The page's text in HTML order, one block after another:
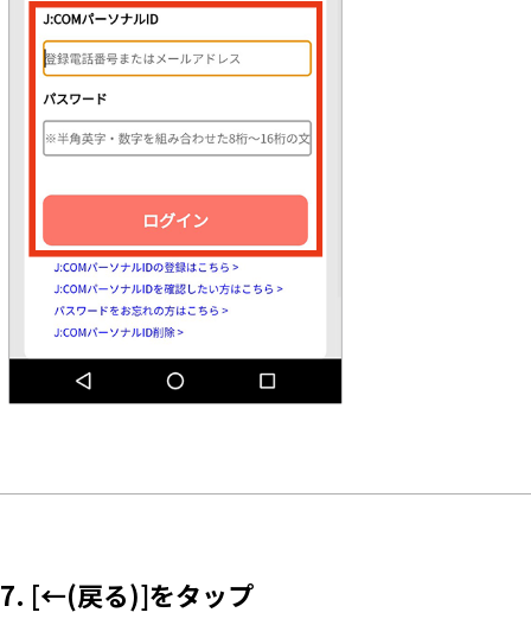
7. [←(戻る)]をタップ